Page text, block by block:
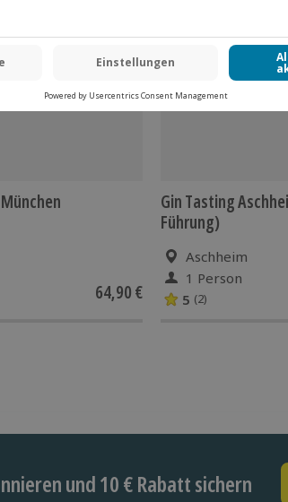
64,90 €
Gin Tasting
Führung)
Aschheim
1 Person
5 (2)
und 10 € Rabatt sichern